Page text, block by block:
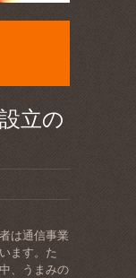
立の
は通信事業
ます。た
、うまみの